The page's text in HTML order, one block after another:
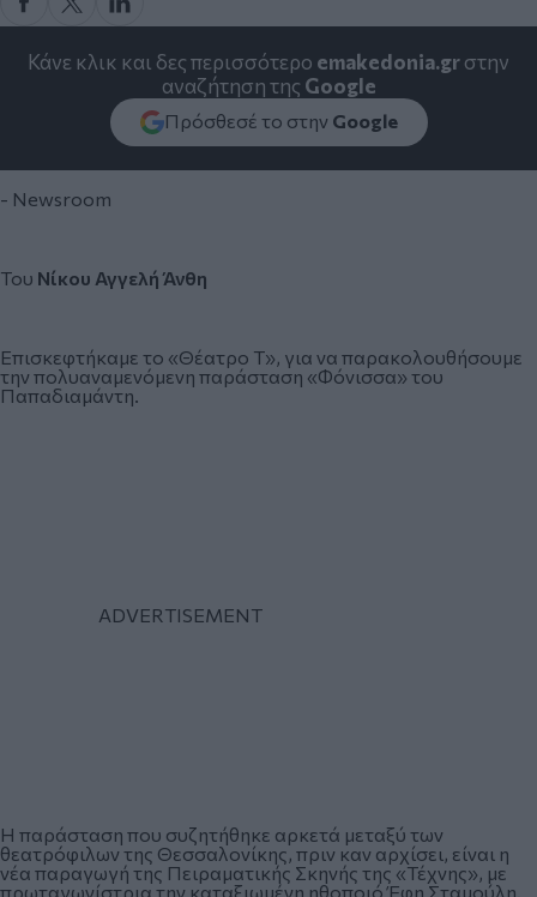
Κάνε κλικ και δες περισσότερο emakedonia.grστην
αναζήτηση της Google
Πρόσθεσέ το στην Google
- Newsroom
Του Νίκου Αγγελή Άνθη
Επισκεφτήκαμε το «Θέατρο Τ», για να παρακολουθήσουμε
την πολυαναμενόμενη παράσταση «Φόνισσα» του
Παπαδιαμάντη.
Η παράσταση που συζητήθηκε αρκετά μεταξύ των
θεατρόφιλων της Θεσσαλονίκης, πριν καν αρχίσει, είναι η
νέα παραγωγή της Πειραματικής Σκηνής της «Τέχνης», με
πρωταγωνίστρια την καταξιωμένη ηθοποιό Έφη Σταμούλη.